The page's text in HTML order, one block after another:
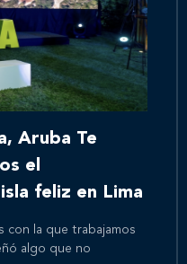
Aruba Te
el
feliz en Lima
con la que trabajamos
algo que no